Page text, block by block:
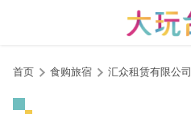
首页 食购旅宿 汇众租赁有限公司